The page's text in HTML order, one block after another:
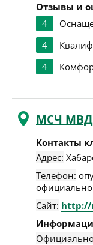
Отзывы и
4
4
4
МСЧ МВД
Контакты
Адрес:
Телефон:
Сайт: http://